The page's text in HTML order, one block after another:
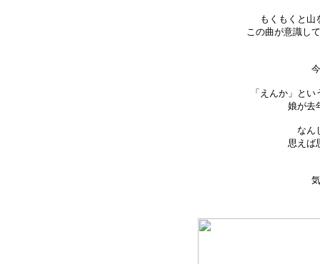
もくもくと山
この曲が意識し
「えんか」と
娘が去
なん
思えば